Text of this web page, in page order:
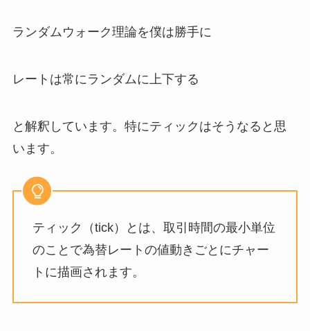
ランダムウォーク理論を僕は勝手に
レートは常にランダムに上下する
と解釈しています。特にティックはそうなると思
います。
ティック（tick）とは、取引時間の最小単位
のことで為替レートの値動きごとにチャー
トに描画されます。